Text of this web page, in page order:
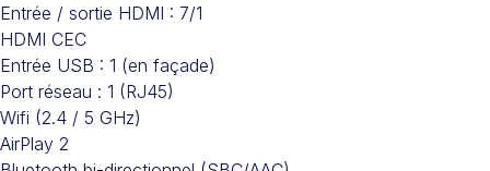
Entrée / sortie HDMI : 7/1
HDMI CEC
Entrée USB : 1 (en façade)
Port réseau : 1 (RJ45)
Wifi (2.4 / 5 GHz)
AirPlay 2